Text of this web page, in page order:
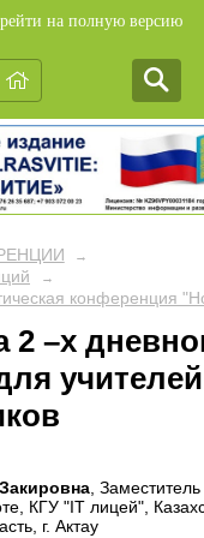
на полную версию
→
→
конференция
2 –х
,
КГУ "IT лицей",
г. Актау